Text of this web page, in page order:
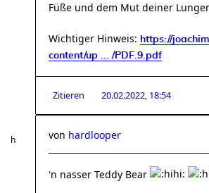
Füße und dem Mut deiner
Wichtiger Hinweis: https://
content/up ... /PDF.9.pdf
Zitieren 20.02.2022, 18:54
von hardlooper
'n nasser Teddy Bear